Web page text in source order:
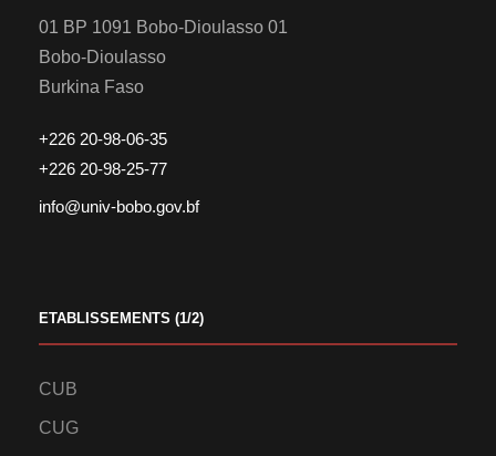
01 BP 1091 Bobo-Dioulasso 01
Bobo-Dioulasso
Burkina Faso
+226 20-98-06-35
+226 20-98-25-77
info@univ-bobo.gov.bf
ETABLISSEMENTS (1/2)
CUB
CUG